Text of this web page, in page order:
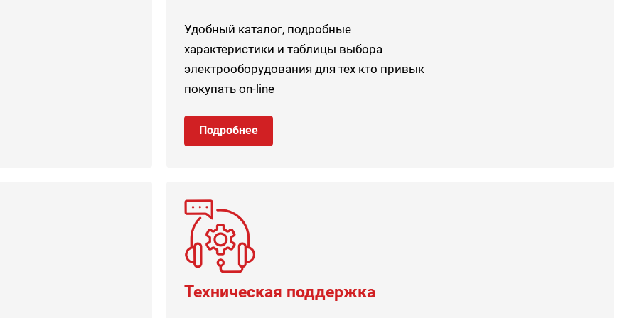
Удобный каталог, подробные
характеристики и таблицы выбора
электрооборудования для тех кто привык
покупать on-line
Подробнее
Техническая поддержка